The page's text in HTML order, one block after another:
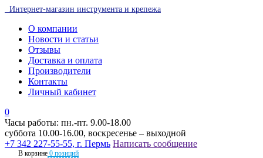
Интернет-магазин инструмента и крепежа
О компании
Новости и статьи
Отзывы
Доставка и оплата
Производители
Контакты
Личный кабинет
0
Часы работы: пн.-пт. 9.00-18.00
суббота 10.00-16.00, воскресенье – выходной
+7 342 227-55-55, г. Пермь Написать сообщение
В корзине 0 позиций